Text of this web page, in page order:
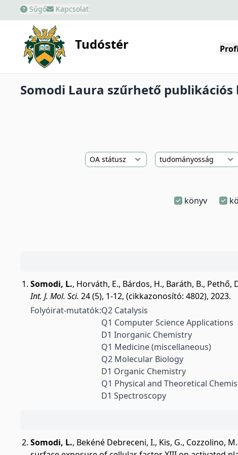
Súgó Kapcsolat
Tudóstér
Somodi Laura szűrhető publikációs
könyv
Somodi, L., Horváth, E., Bárdos, H., Baráth, B., Pethő,
Int. J. Mol. Sci. 24 (5), 1-12, (cikkazonosító: 4802), 2023.
Folyóirat-mutatók:Q2 Catalysis
Q1 Computer Science Applications
D1 Inorganic Chemistry
Q1 Medicine (miscellaneous)
Q2 Molecular Biology
D1 Organic Chemistry
Q1 Physical and Theoretical
D1 Spectroscopy
Somodi, L., Bekéné Debreceni, I., Kis, G., Cozzolino, M.